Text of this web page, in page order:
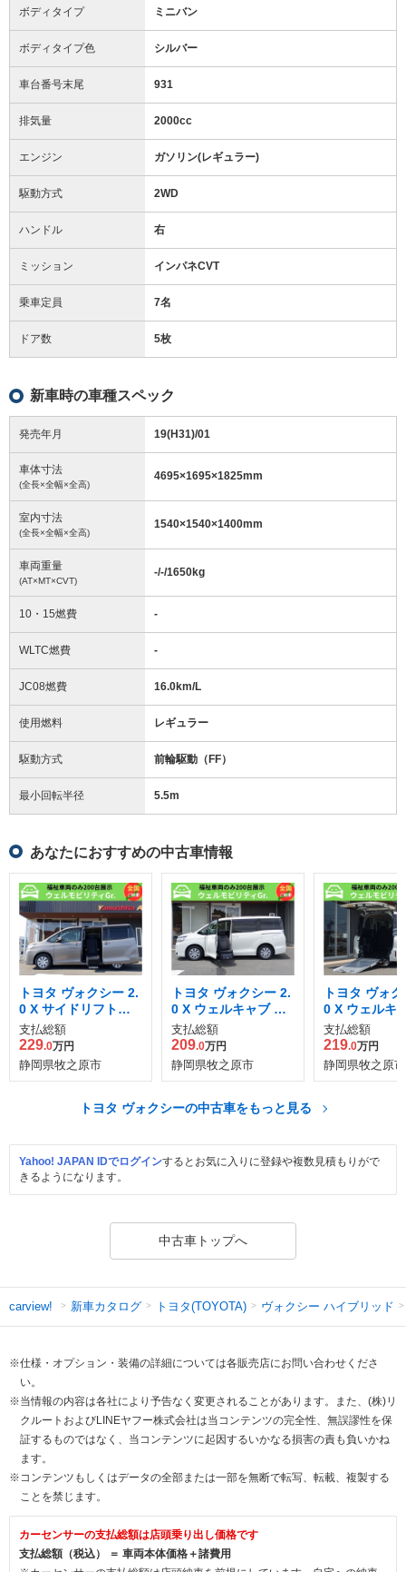
ボディタイプ ミニバン
ボディタイプ色 シルバー
車台番号末尾 931
排気量 2000cc
エンジン ガソリン(レギュラー)
駆動方式 2WD
ハンドル 右
ミッション インパネCVT
乗車定員 7名
ドア数 5枚
新車時の車種スペック
発売年月 19(H31)/01
車体寸法
(全長×全幅×全高)
4695×1695×1825mm
室内寸法
(全長×全幅×全高)
1540×1540×1400mm
車両重量
(AT×MT×CVT)
-/-/1650kg
10・15燃費 -
WLTC燃費 -
JC08燃費 16.0km/L
使用燃料 レギュラー
駆動方式 前輪駆動（FF）
最小回転半径 5.5m
あなたにおすすめの中古車情報
トヨタ ヴォクシー 2.
0 X サイドリフトア
ップチルトシート装
着車
支払総額
229.0万円
静岡県牧之原市
トヨタ ヴォクシー 2.
0 X ウェルキャブ 助
手席リフトアップシ
ート車
支払総額
209.0万円
静岡県牧之原市
トヨタ ヴォ
0 X ウェルキ
ロープタイプ
ドシート無
支払総額
219.0万円
静岡県牧之原市
トヨタ ヴォクシーの中古車をもっと見る
Yahoo! JAPAN IDでログインするとお気に入りに登録や複数見積もりがで
きるようになります。
中古車トップへ
carview! 新車カタログ トヨタ(TOYOTA) ヴォクシー ハイブリッド
※仕様・オプション・装備の詳細については各販売店にお問い合わせくださ
い。
※当情報の内容は各社により予告なく変更されることがあります。また、(株)リ
クルートおよびLINEヤフー株式会社は当コンテンツの完全性、無誤謬性を保
証するものではなく、当コンテンツに起因するいかなる損害の責も負いかね
ます。
※コンテンツもしくはデータの全部または一部を無断で転写、転載、複製する
ことを禁じます。
カーセンサーの支払総額は店頭乗り出し価格です
支払総額（税込） ＝ 車両本体価格＋諸費用